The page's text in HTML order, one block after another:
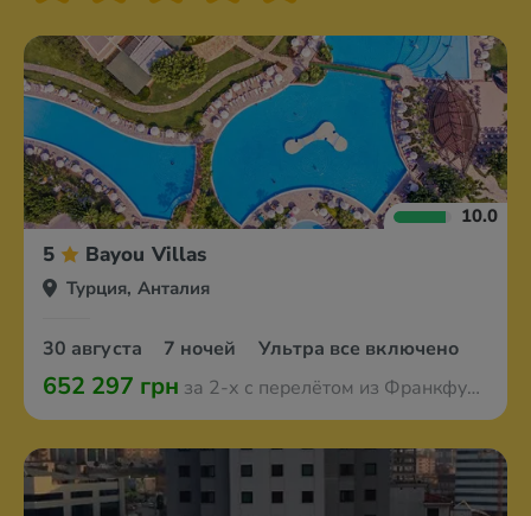
10.0
5 Bayou Villas
Турция, Анталия
30 августа 7 ночей Ультра все включено
652 297 грн за 2-х с перелётом из Франкфурта-на-Майне